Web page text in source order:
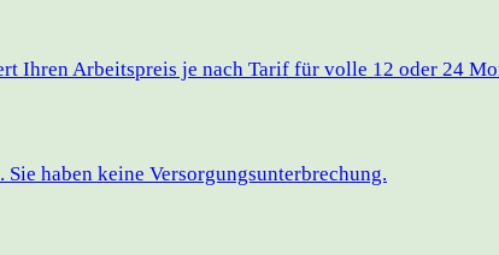
Ihren Arbeitspreis je nach Tarif für volle 12 oder 24
haben keine Versorgungsunterbrechung.